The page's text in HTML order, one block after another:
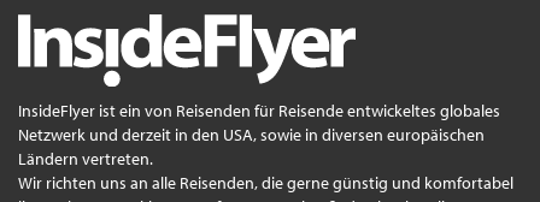
InsideFlyer ist ein von Reisenden für Reisende entwickeltes globales
Netzwerk und derzeit in den USA, sowie in diversen europäischen
Ländern vertreten.
Wir richten uns an alle Reisenden, die gerne günstig und komfortabel